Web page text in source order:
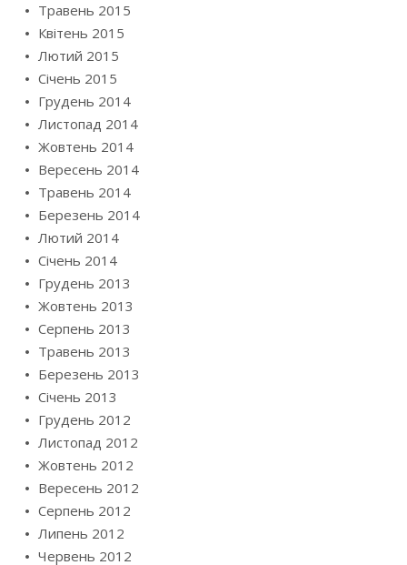
Травень 2015
Квітень 2015
Лютий 2015
Січень 2015
Грудень 2014
Листопад 2014
Жовтень 2014
Вересень 2014
Травень 2014
Березень 2014
Лютий 2014
Січень 2014
Грудень 2013
Жовтень 2013
Серпень 2013
Травень 2013
Березень 2013
Січень 2013
Грудень 2012
Листопад 2012
Жовтень 2012
Вересень 2012
Серпень 2012
Липень 2012
Червень 2012